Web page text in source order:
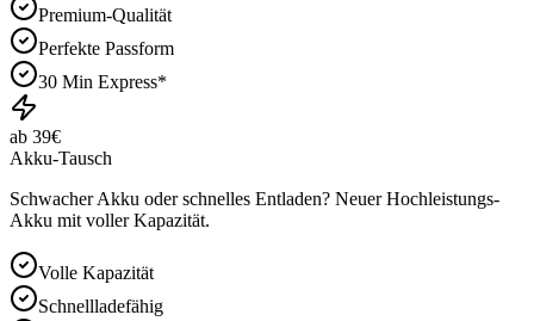
Premium-Qualität
Perfekte Passform
30 Min Express*
ab 39€
Akku-Tausch
Schwacher Akku oder schnelles Entladen? Neuer Hochleistungs-
Akku mit voller Kapazität.
Volle Kapazität
Schnellladefähig